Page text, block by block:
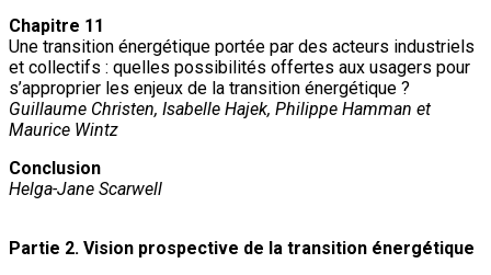
Chapitre 11
Une transition énergétique portée par des acteurs industriels
et collectifs : quelles possibilités offertes aux usagers pour
s’approprier les enjeux de la transition énergétique ?
Guillaume Christen, Isabelle Hajek, Philippe Hamman et
Maurice Wintz
Conclusion
Helga-Jane Scarwell
Partie 2. Vision prospective de la transition énergétique